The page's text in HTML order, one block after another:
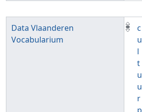
Data Vlaanderen
Vocabularium
c
u
l
t
u
u
r